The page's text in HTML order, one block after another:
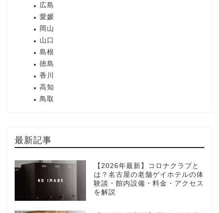
広島
愛媛
岡山
山口
島根
徳島
香川
高知
鳥取
最新記事
【2026年最新】コロナクラブと
は？名古屋の老舗ゲイホテルの体
験談・館内設備・料金・アクセス
を解説